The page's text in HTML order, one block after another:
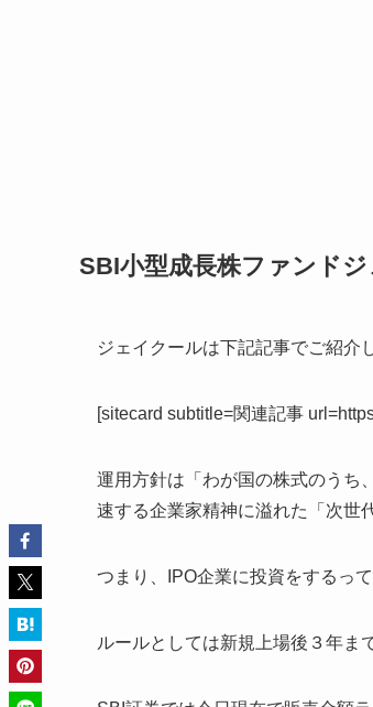
SBI小型成長株ファンド
ジェイクールは下記記事でご紹介
[sitecard subtitle=関連記事
運用方針は「わが国の株式のうち
速する企業家精神に溢れた「次世
つまり、IPO企業に投資をするって
ルールとしては新規上場後３年ま